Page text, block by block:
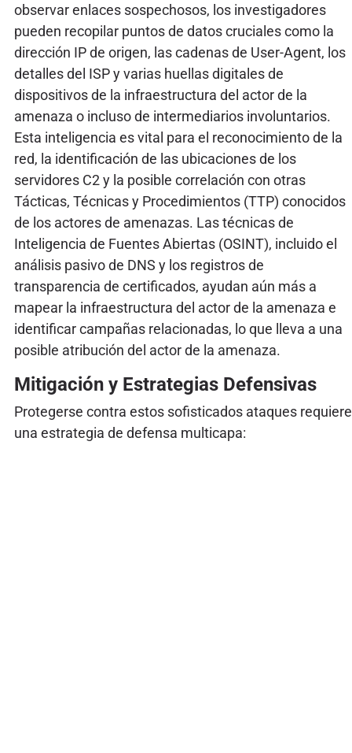
observar enlaces sospechosos, los investigadores
pueden recopilar puntos de datos cruciales como la
dirección IP de origen, las cadenas de User-Agent, los
detalles del ISP y varias huellas digitales de
dispositivos de la infraestructura del actor de la
amenaza o incluso de intermediarios involuntarios.
Esta inteligencia es vital para el reconocimiento de la
red, la identificación de las ubicaciones de los
servidores C2 y la posible correlación con otras
Tácticas, Técnicas y Procedimientos (TTP) conocidos
de los actores de amenazas. Las técnicas de
Inteligencia de Fuentes Abiertas (OSINT), incluido el
análisis pasivo de DNS y los registros de
transparencia de certificados, ayudan aún más a
mapear la infraestructura del actor de la amenaza e
identificar campañas relacionadas, lo que lleva a una
posible atribución del actor de la amenaza.
Mitigación y Estrategias Defensivas
Protegerse contra estos sofisticados ataques requiere
una estrategia de defensa multicapa: